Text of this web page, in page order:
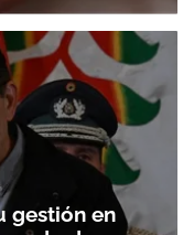
gestión en